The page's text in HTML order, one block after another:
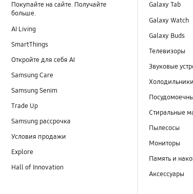
Покупайте на сайте. Получайте
больше.
AI Living
SmartThings
Откройте для себя AI
Samsung Care
Samsung Senim
Trade Up
Samsung рассрочка
Условия продажи
Explore
Hall of Innovation
Galaxy Tab
Galaxy Watch
Galaxy Buds
Телевизоры
Звуковые
Холодильники
Стиральные
Пылесосы
Мониторы
Память и
Аксессуары